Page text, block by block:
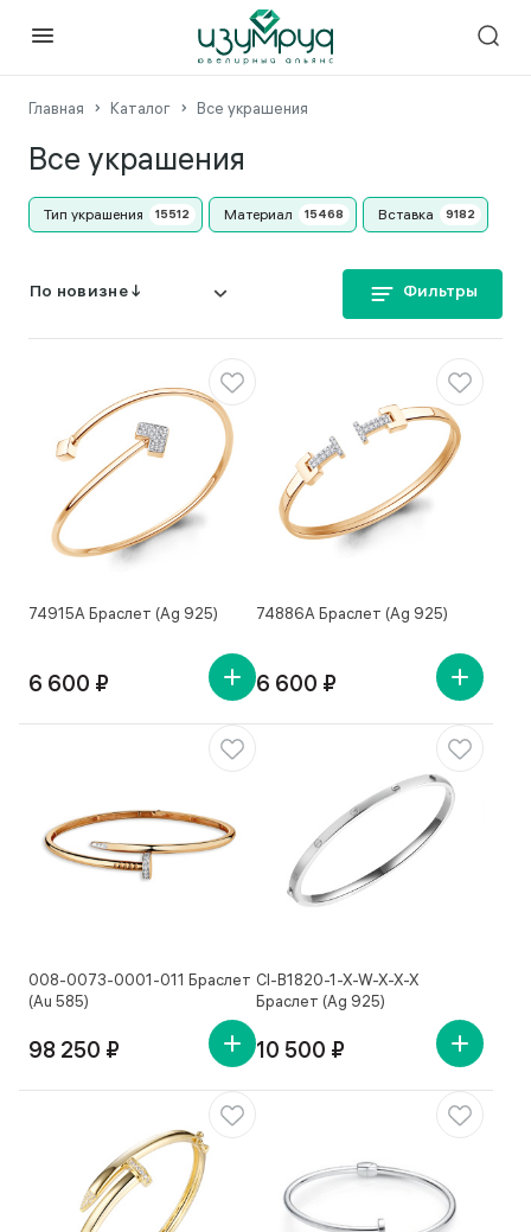
Главная Каталог Все украшения
Все украшения
Тип украшения Материал Вставка
Фильтры
74915А Браслет (Ag 925)
6 600 ₽
74886А Браслет (Ag 925)
6 600 ₽
008-0073-0001-011 Браслет
(Au 585)
98 250 ₽
Cl-B1820-1-X-W-X-X-X
Браслет (Ag 925)
10 500 ₽